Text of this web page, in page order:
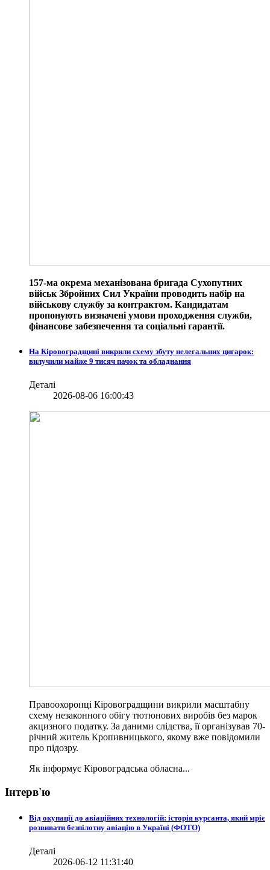
157-ма окрема механізована бригада Сухопутних
військ Збройних Сил України проводить набір на
військову службу за контрактом. Кандидатам
пропонують визначені умови проходження служби,
фінансове забезпечення та соціальні гарантії.
На Кіровоградщині викрили схему збуту нелегальних цигарок:
вилучили майже 9 тисяч пачок та обладнання
Деталі
2026-08-06 16:00:43
Правоохоронці Кіровоградщини викрили масштабну
схему незаконного обігу тютюнових виробів без марок
акцизного податку. За даними слідства, її організував 70-
річний житель Кропивницького, якому вже повідомили
про підозру.
Як інформує Кіровоградська обласна...
Інтерв'ю
Від окупації до авіаційних технологій: історія курсанта, який мріє
розвивати безпілотну авіацію в Україні (ФОТО)
Деталі
2026-06-12 11:31:40